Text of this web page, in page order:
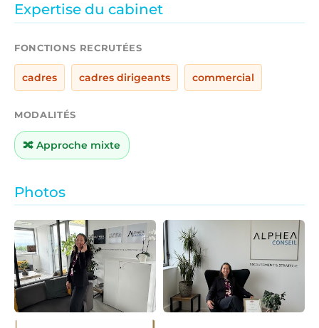
Expertise du cabinet
FONCTIONS RECRUTÉES
cadres cadres dirigeants commercial
MODALITÉS
🔀 Approche mixte
Photos